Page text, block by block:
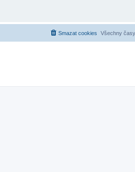
Všechny
Smazat cookies